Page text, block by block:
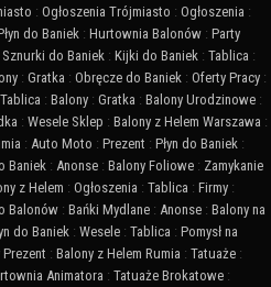
: Ogłoszenia Trójmiasto : Ogłoszenia :
do Baniek : Hurtownia Balonów : Party
Sznurki do Baniek : Kijki do Baniek : Tablica :
: Gratka : Obręcze do Baniek : Oferty Pracy :
Tablica : Balony : Gratka : Balony Urodzinowe :
: Wesele Sklep : Balony z Helem Warszawa :
: Auto Moto : Prezent : Płyn do Baniek :
Baniek : Anonse : Balony Foliowe : Zamykanie
z Helem : Ogłoszenia : Tablica : Firmy :
Balonów : Bańki Mydlane : Anonse : Balony na
do Baniek : Wesele : Tablica : Pomysł na
: Balony z Helem Rumia : Tatuaże :
Animatora : Tatuaże Brokatowe :